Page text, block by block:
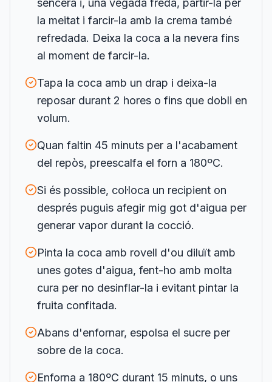
la meitat i farcir-la amb la crema també
refredada. Deixa la coca a la nevera fins
al moment de farcir-la.
Tapa la coca amb un drap i deixa-la
reposar durant 2 hores o fins que dobli en
volum.
Quan faltin 45 minuts per a l'acabament
del repòs, preescalfa el forn a 180ºC.
Si és possible, col·loca un recipient on
després puguis afegir mig got d'aigua per
generar vapor durant la cocció.
Pinta la coca amb rovell d'ou diluït amb
unes gotes d'aigua, fent-ho amb molta
cura per no desinflar-la i evitant pintar la
fruita confitada.
Abans d'enfornar, espolsa el sucre per
sobre de la coca.
Enforna a 180ºC durant 15 minuts, o uns